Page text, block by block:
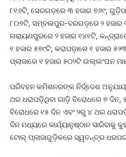
୮୧୬ଟି, ସେରଗଡ଼ରେ ୩ ହଜାର ୭୬୯,
୮୦୭ଟି, ସମ୍ବଲପୁର-ବରଗଡ଼ରେ ୨ ହଜାର
ନାରାୟଣପୁରରେ ୨ ହଜାର ୧୪୧ଟି,
୧ ହଜାର ୫୭୯ଟି, କରାପଡ଼ାରେ ୧ ହଜାର
ପ୍ଲାଜାରେ ୧ ହଜାର ୫୦୨ଟି ଉଲ୍ଲଂଘନ
ପରିବହନ କମିଶନରଙ୍କ ନିର୍ଦ୍ଦେଶ
ଥର ଧରାପଡ଼ିଥିବା ଗାଡ଼ି ବିରୋଧରେ ୭ ଦିନ,
ବିରୋଧରେ ୧୫ ଦିନ ଏବଂ ୨ରୁ ୪ ଥର
ଦିନ ମଧ୍ୟରେ କାର୍ଯ୍ୟାନୁଷ୍ଠାନ ସାରିବାକୁ
ଟୋଲ୍ ପ୍ଲାଜାଗୁଡ଼ିକରେ ସ୍ୱତନ୍ତ୍ର